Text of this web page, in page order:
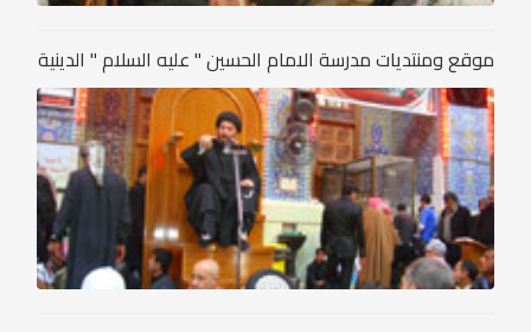
موقع ومنتديات مدرسة الامام الحسين " عليه السلام " الدينية